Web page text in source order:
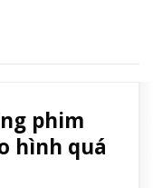
phim
hình quá